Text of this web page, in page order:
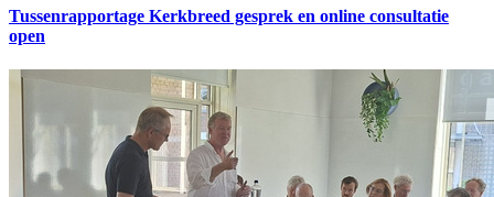
Tussenrapportage Kerkbreed gesprek en online consultatie
open